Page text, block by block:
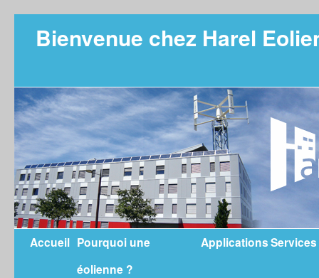
Bienvenue chez Harel
Accueil Pourquoi une
éolienne ?
ApplicationsServices